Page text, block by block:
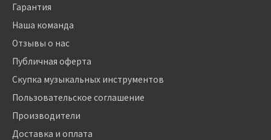
Гарантия
Наша команда
Отзывы о нас
Публичная оферта
Скупка музыкальных инструментов
Пользовательское соглашение
Производители
Доставка и оплата